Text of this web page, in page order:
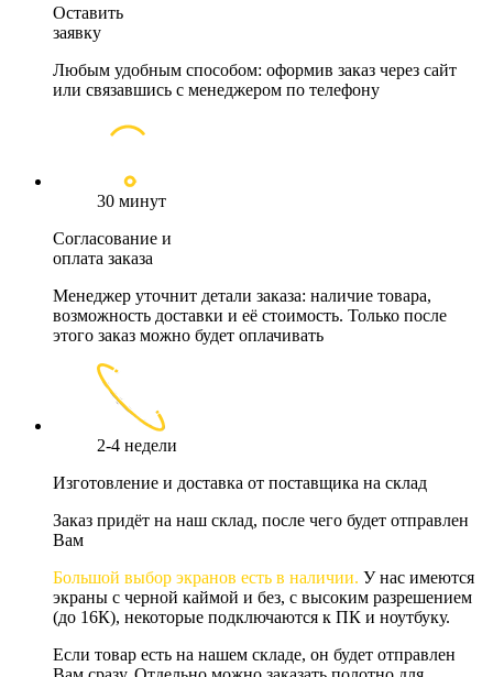
Оставить
заявку
Любым удобным способом: оформив заказ через сайт
или связавшись с менеджером по телефону
30 минут
Согласование и
оплата заказа
Менеджер уточнит детали заказа: наличие товара,
возможность доставки и её стоимость. Только после
этого заказ можно будет оплачивать
2-4 недели
Изготовление и доставка от поставщика на склад
Заказ придёт на наш склад, после чего будет отправлен
Вам
Большой выбор экранов есть в наличии. У нас имеются
экраны с черной каймой и без, с высоким разрешением
(до 16К), некоторые подключаются к ПК и ноутбуку.
Если товар есть на нашем складе, он будет отправлен